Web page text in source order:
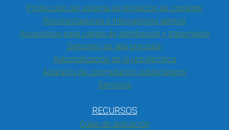
Protección del sistema de limitación de corriente
Reconectadores e interruptores aéreos
Accesorios para cables de distribución y transmisión
Sensores de alta precisión
Automatización de la red eléctrica
Aparatos de conmutación subterráneos
Servicios
RECURSOS
Guías de aplicación